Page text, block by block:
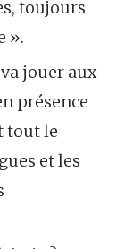
toujours
».
jouer aux
présence
tout le
et les